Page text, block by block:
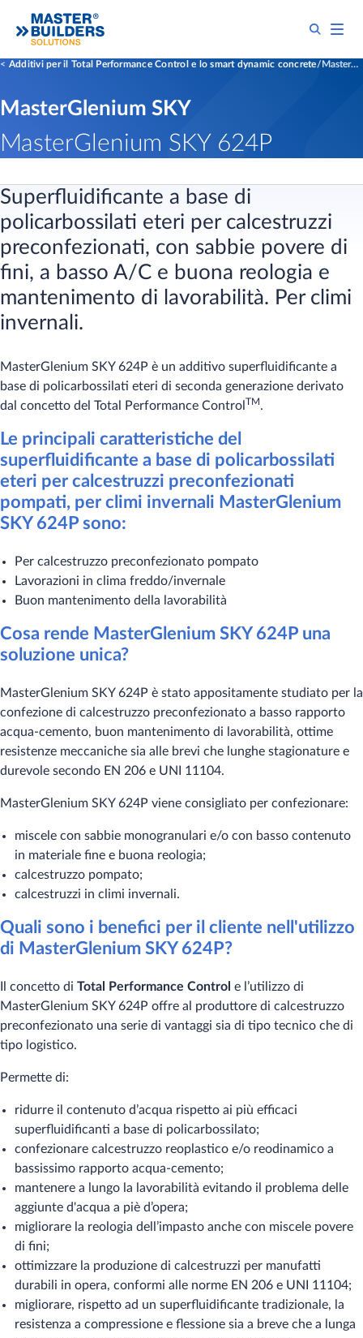
Additivi per il Total Performance Control e lo smart dynamic concrete MasterGlenium SKY 624P
MasterGlenium SKY
MasterGlenium SKY 624P
Superfluidificante a base di
policarbossilati eteri per calcestruzzi
preconfezionati, con sabbie povere di
fini, a basso A/C e buona reologia e
mantenimento di lavorabilità. Per climi
invernali.
MasterGlenium SKY 624P è un additivo superfluidificante a
base di policarbossilati eteri di seconda generazione derivato
dal concetto del Total Performance Control TM.
Le principali caratteristiche del
superfluidificante a base di policarbossilati
eteri per calcestruzzi preconfezionati
pompati, per climi invernali MasterGlenium
SKY 624P sono:
Per calcestruzzo preconfezionato pompato
Lavorazioni in clima freddo/invernale
Buon mantenimento della lavorabilità
Cosa rende MasterGlenium SKY 624P una
soluzione unica?
MasterGlenium SKY 624P è stato appositamente studiato per la
confezione di calcestruzzo preconfezionato a basso rapporto
acqua-cemento, buon mantenimento di lavorabilità, ottime
resistenze meccaniche sia alle brevi che lunghe stagionature e
durevole secondo EN 206 e UNI 11104.
MasterGlenium SKY 624P viene consigliato per confezionare:
miscele con sabbie monogranulari e/o con basso contenuto
in materiale fine e buona reologia;
calcestruzzo pompato;
calcestruzzi in climi invernali.
Quali sono i benefici per il cliente nell'utilizzo
di MasterGlenium SKY 624P?
Il concetto di Total Performance Control e l’utilizzo di
MasterGlenium SKY 624P offre al produttore di calcestruzzo
preconfezionato una serie di vantaggi sia di tipo tecnico che di
tipo logistico.
Permette di:
ridurre il contenuto d’acqua rispetto ai più efficaci
superfluidificanti a base di policarbossilato;
confezionare calcestruzzo reoplastico e/o reodinamico a
bassissimo rapporto acqua-cemento;
mantenere a lungo la lavorabilità evitando il problema delle
aggiunte d'acqua a piè d’opera;
migliorare la reologia dell’impasto anche con miscele povere
di fini;
ottimizzare la produzione di calcestruzzi per manufatti
durabili in opera, conformi alle norme EN 206 e UNI 11104;
migliorare, rispetto ad un superfluidificante tradizionale, la
resistenza a compressione e flessione sia a breve che a lunga